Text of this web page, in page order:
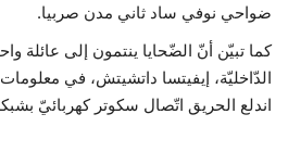
ضواحي نوفي ساد ثاني مدن صربيا.
كما تبيّن أنّ الضّحايا ينتمون إلى عائلة
الدّاخليّة، إيفيتسا داتشيتش، في
اندلع الحريق اتّصال سكوتر كهربائيّ